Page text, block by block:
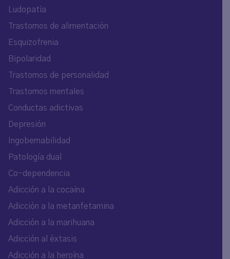
Ludopatía
Trastornos de alimentación
Esquizofrenia
Bipolaridad
Trastornos de personalidad
Trastornos mentales
Conductas adictivas
Depresión
Ingobernabilidad
Patología dual
Co-dependencia
Adicción a la cocaína
Adicción a la metanfetamina
Adicción a la marihuana
Adicción al éxtasis
Adicción a la heroína